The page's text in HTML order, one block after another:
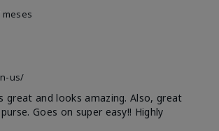
meses
us/
great and looks amazing. Also, great
Goes on super easy!! Highly